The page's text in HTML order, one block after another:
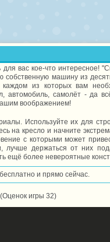
для вас кое-что интересное!
собственную машину из
каждом из которых вам
автомобиль, самолёт - да
воображением!
Используйте их для
на кресло и начните
с которыми может
лучше держаться от них
ещё более невероятные
и прямо сейчас.
(Оценок игры 32)